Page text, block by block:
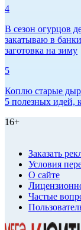
4
В сезон огурцов
закатываю в
заготовка на зиму
5
Коплю старые
5 полезных идей,
16+
Заказать
Условия
О сайте
Частые